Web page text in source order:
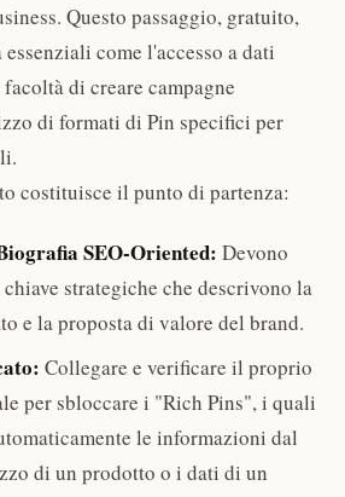
Questo passaggio, gratuito,
come l'accesso a dati
di creare campagne
di formati di Pin specifici per
costituisce il punto di partenza:
SEO-Oriented: Devono
strategiche che descrivono la
e la proposta di valore del brand.
Collegare e verificare il proprio
per sbloccare i "Rich Pins", i quali
le informazioni dal
di un prodotto o i dati di un